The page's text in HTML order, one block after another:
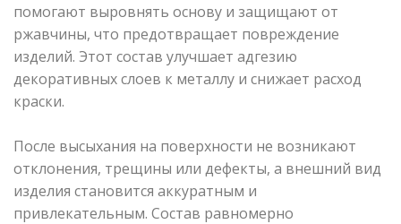
помогают выровнять основу и защищают от
ржавчины, что предотвращает повреждение
изделий. Этот состав улучшает адгезию
декоративных слоев к металлу и снижает расход
краски.
После высыхания на поверхности не возникают
отклонения, трещины или дефекты, а внешний вид
изделия становится аккуратным и
привлекательным. Состав равномерно